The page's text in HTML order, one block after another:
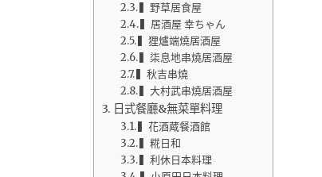
▍野草居食屋
▍居酒屋 幸ちゃん
▍狸爐端燒居酒屋
▍柒息地串燒居酒屋
▍秋吉串燒
▍大村武串燒居酒屋
日式餐廳&無菜單料理
▍花酒蔵餐酒館
▍糀日和
▍利休日本料理